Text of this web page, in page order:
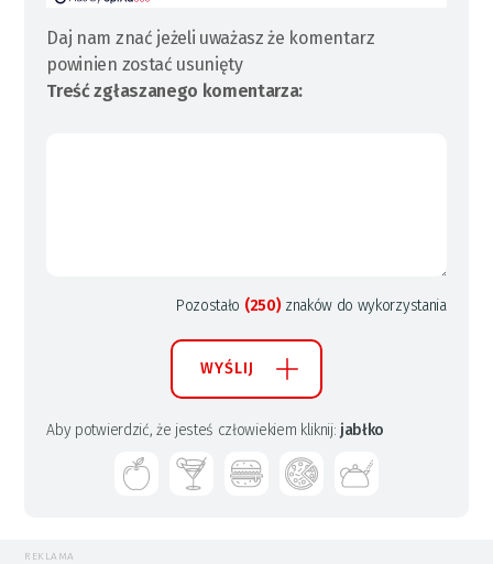
Daj nam znać jeżeli uważasz że komentarz
powinien zostać usunięty
Treść zgłaszanego komentarza:
Pozostało (250) znaków do wykorzystania
WYŚLIJ
Aby potwierdzić, że jesteś człowiekiem kliknij: jabłko
REKLAMA